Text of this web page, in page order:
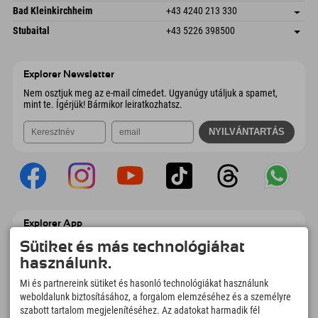
Ausztria
Könyv
Gscheat 14
Ausztria
Cím mentése
Könyv
Bad Kleinkirchheim +43 4240 213 330
Dorfstraße 24
9546 Bad Kleinkirchheim
Cím mentése
Érkezési információk
Stubaital +43 5226 398500
Explorer Newsletter
Nem osztjuk meg az e-mail címedet. Ugyanúgy utáljuk a spamet,
mint te. Ígérjük! Bármikor leiratkozhatsz.
Explorer App
Töltsd fel #ExplorerPillanataidat, az Úticélom
című videódat foglalási áttekintéssel,
bakancslistával, étterem áttekintéssel és
Sütiket és más technológiákat
használunk.
Mi és partnereink sütiket és hasonló technológiákat használunk
weboldalunk biztosításához, a forgalom elemzéséhez és a személyre
szabott tartalom megjelenítéséhez. Az adatokat harmadik fél